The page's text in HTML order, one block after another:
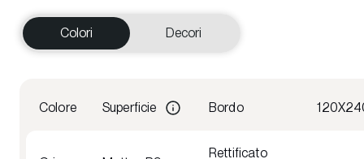
Colori Decori
Colore Superficie Bordo
Rettificato